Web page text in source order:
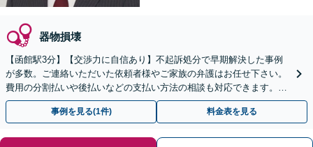
器物損壊
【函館駅3分】【交渉力に自信あり】不起訴処分で早期解決した事例
が多数。ご連絡いただいた依頼者様やご家族の弁護はお任せ下さい。
費用の分割払いや後払いなどの支払い方法の相談も対応できます。
【初回面談無料】【即日対応】【夜間土日対応】
事例を見る(1件) 料金表を見る